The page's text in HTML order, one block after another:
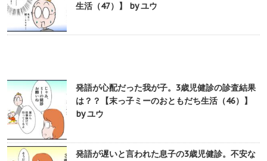
生活（47）】 by ユウ
発語が心配だった我が子。3歳児健診の診査結果
は？？【末っ子ミーのおともだち生活（46）】
by ユウ
発語が遅いと言われた息子の3歳児健診。不安な